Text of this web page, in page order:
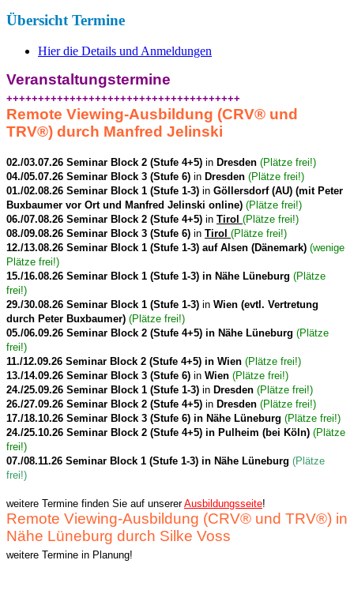
Übersicht Termine
Hier die Details und Anmeldungen
Veranstaltungstermine
+++++++++++++++++++++++++++++++++++++
Remote Viewing-Ausbildung (CRV® und
TRV®) durch Manfred Jelinski
02./03.07.26 Seminar Block 2 (Stufe 4+5) in Dresden (Plätze frei!)
04./05.07.26 Seminar Block 3 (Stufe 6) in Dresden (Plätze frei!)
01./02.08.26 Seminar Block 1 (Stufe 1-3) in Göllersdorf (AU) (mit Peter
Buxbaumer vor Ort und Manfred Jelinski online) (Plätze frei!)
06./07.08.26 Seminar Block 2 (Stufe 4+5) in Tirol (Plätze frei!)
08./09.08.26 Seminar Block 3 (Stufe 6) in Tirol (Plätze frei!)
12./13.08.26 Seminar Block 1 (Stufe 1-3) auf Alsen (Dänemark) (wenige
Plätze frei!)
15./16.08.26 Seminar Block 1 (Stufe 1-3) in Nähe Lüneburg (Plätze
frei!)
29./30.08.26 Seminar Block 1 (Stufe 1-3) in Wien (evtl. Vertretung
durch Peter Buxbaumer) (Plätze frei!)
05./06.09.26 Seminar Block 2 (Stufe 4+5) in Nähe Lüneburg (Plätze
frei!)
11./12.09.26 Seminar Block 2 (Stufe 4+5) in Wien (Plätze frei!)
13./14.09.26 Seminar Block 3 (Stufe 6) in Wien (Plätze frei!)
24./25.09.26 Seminar Block 1 (Stufe 1-3) in Dresden (Plätze frei!)
26./27.09.26 Seminar Block 2 (Stufe 4+5) in Dresden (Plätze frei!)
17./18.10.26 Seminar Block 3 (Stufe 6) in Nähe Lüneburg (Plätze frei!)
24./25.10.26 Seminar Block 2 (Stufe 4+5) in Pulheim (bei Köln) (Plätze
frei!)
07./08.11.26 Seminar Block 1 (Stufe 1-3) in Nähe Lüneburg (Plätze
frei!)
weitere Termine finden Sie auf unsererAusbildungsseite!
Remote Viewing-Ausbildung (CRV® und TRV®) in
Nähe Lüneburg durch Silke Voss
weitere Termine in Planung!